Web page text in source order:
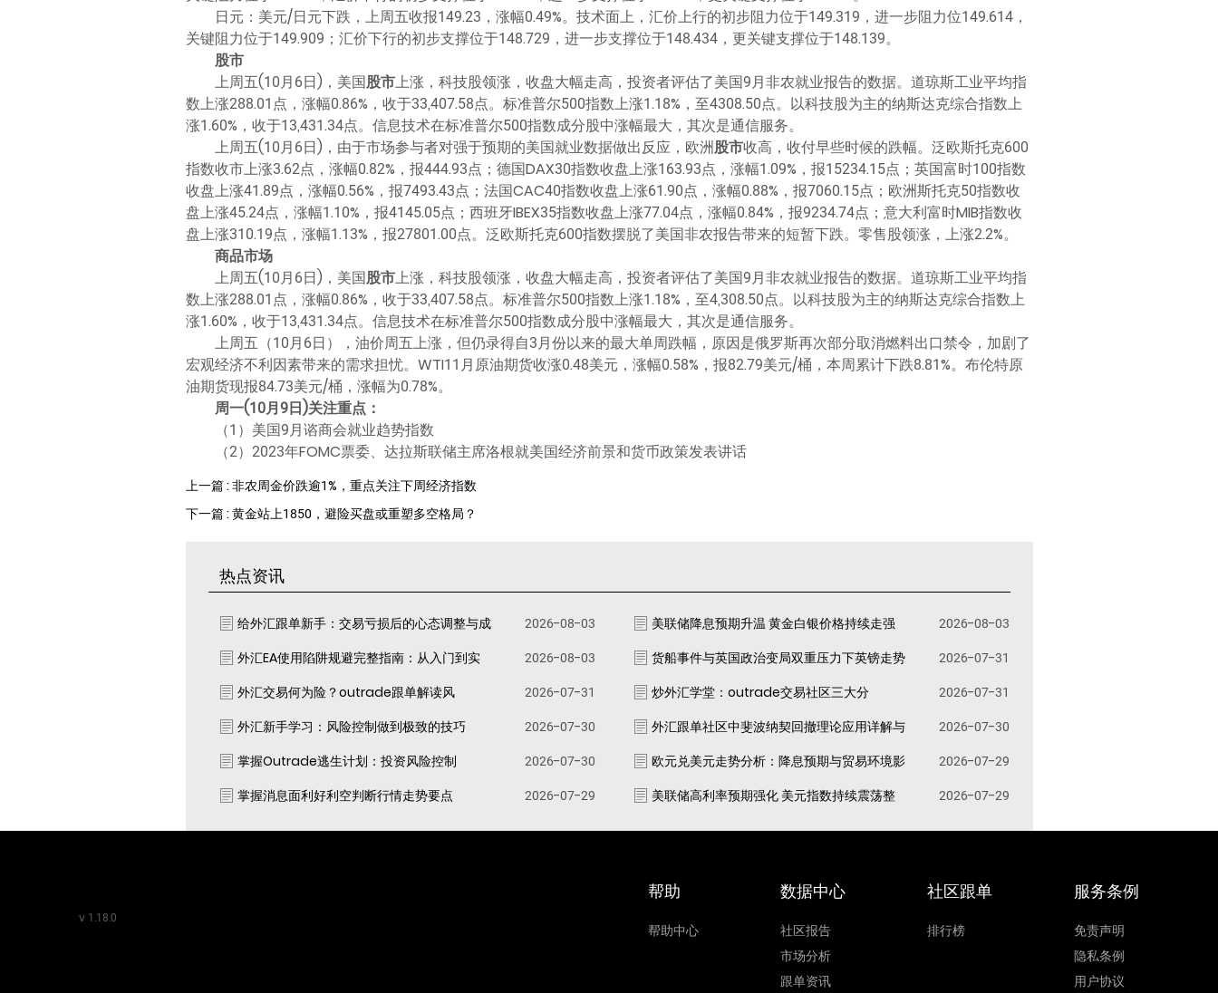
日元：美元/日元下跌，上周五收报149.23，涨幅0.49%。技术面上，汇价上行的初步阻力位于149.319，进一步阻力位149.614，
关键阻力位于149.909；汇价下行的初步支撑位于148.729，进一步支撑位于148.434，更关键支撑位于148.139。
股市
上周五(10月6日)，美国股市上涨，科技股领涨，收盘大幅走高，投资者评估了美国9月非农就业报告的数据。道琼斯工业平均指
数上涨288.01点，涨幅0.86%，收于33,407.58点。标准普尔500指数上涨1.18%，至4308.50点。以科技股为主的纳斯达克综合指数上
涨1.60%，收于13,431.34点。信息技术在标准普尔500指数成分股中涨幅最大，其次是通信服务。
上周五(10月6日)，由于市场参与者对强于预期的美国就业数据做出反应，欧洲股市收高，收付早些时候的跌幅。泛欧斯托克600
指数收市上涨3.62点，涨幅0.82%，报444.93点；德国DAX30指数收盘上涨163.93点，涨幅1.09%，报15234.15点；英国富时100指数
收盘上涨41.89点，涨幅0.56%，报7493.43点；法国CAC40指数收盘上涨61.90点，涨幅0.88%，报7060.15点；欧洲斯托克50指数收
盘上涨45.24点，涨幅1.10%，报4145.05点；西班牙IBEX35指数收盘上涨77.04点，涨幅0.84%，报9234.74点；意大利富时MIB指数收
盘上涨310.19点，涨幅1.13%，报27801.00点。泛欧斯托克600指数摆脱了美国非农报告带来的短暂下跌。零售股领涨，上涨2.2%。
商品市场
上周五(10月6日)，美国股市上涨，科技股领涨，收盘大幅走高，投资者评估了美国9月非农就业报告的数据。道琼斯工业平均指
数上涨288.01点，涨幅0.86%，收于33,407.58点。标准普尔500指数上涨1.18%，至4,308.50点。以科技股为主的纳斯达克综合指数上
涨1.60%，收于13,431.34点。信息技术在标准普尔500指数成分股中涨幅最大，其次是通信服务。
上周五（10月6日），油价周五上涨，但仍录得自3月份以来的最大单周跌幅，原因是俄罗斯再次部分取消燃料出口禁令，加剧了
宏观经济不利因素带来的需求担忧。WTI11月原油期货收涨0.48美元，涨幅0.58%，报82.79美元/桶，本周累计下跌8.81%。布伦特原
油期货现报84.73美元/桶，涨幅为0.78%。
周一(10月9日)关注重点：
（1）美国9月谘商会就业趋势指数
（2）2023年FOMC票委、达拉斯联储主席洛根就美国经济前景和货币政策发表讲话
上一篇 : 非农周金价跌逾1%，重点关注下周经济指数
下一篇 : 黄金站上1850，避险买盘或重塑多空格局？
热点资讯
给外汇跟单新手：交易亏损后的心态调整与成 2026-08-03 美联储降息预期升温 黄金白银价格持续走强
2026-08-03
外汇EA使用陷阱规避完整指南：从入门到实
2026-08-03 货船事件与英国政治变局双重压力下英镑走势
2026-07-31
外汇交易何为险？outrade跟单解读风
2026-07-31 炒外汇学堂：outrade交易社区三大分
2026-07-31
外汇新手学习：风险控制做到极致的技巧
2026-07-30 外汇跟单社区中斐波纳契回撤理论应用详解与
2026-07-30
掌握Outrade逃生计划：投资风险控制
2026-07-30 欧元兑美元走势分析：降息预期与贸易环境影
2026-07-29
掌握消息面利好利空判断行情走势要点
2026-07-29 美联储高利率预期强化 美元指数持续震荡整 2026-07-29
v 1.18.0
帮助
帮助中心
数据中心
社区报告
市场分析
跟单资讯
社区跟单
排行榜
服务条例
免责声明
隐私条例
用户协议